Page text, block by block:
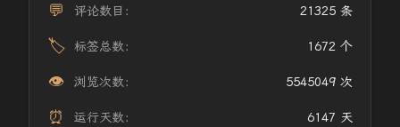
💬 评论数目： 21325 条
🏷️ 标签总数： 1672 个
👁️ 浏览次数： 5545049 次
⏰ 运行天数： 6147 天